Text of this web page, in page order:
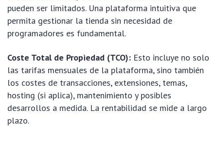
pueden ser limitados. Una plataforma intuitiva que
permita gestionar la tienda sin necesidad de
programadores es fundamental.
Coste Total de Propiedad (TCO): Esto incluye no solo
las tarifas mensuales de la plataforma, sino también
los costes de transacciones, extensiones, temas,
hosting (si aplica), mantenimiento y posibles
desarrollos a medida. La rentabilidad se mide a largo
plazo.